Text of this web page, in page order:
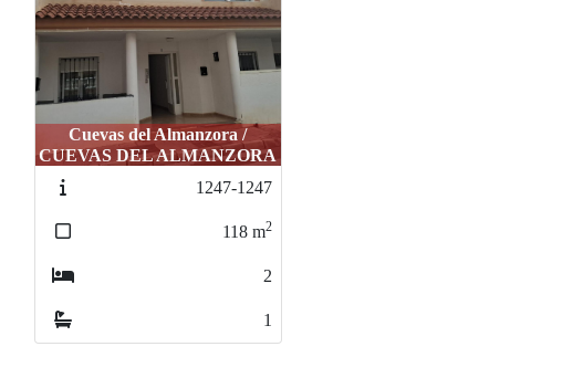
Cuevas del Almanzora /
CUEVAS DEL ALMANZORA
1247-1247
118 m2
2
1